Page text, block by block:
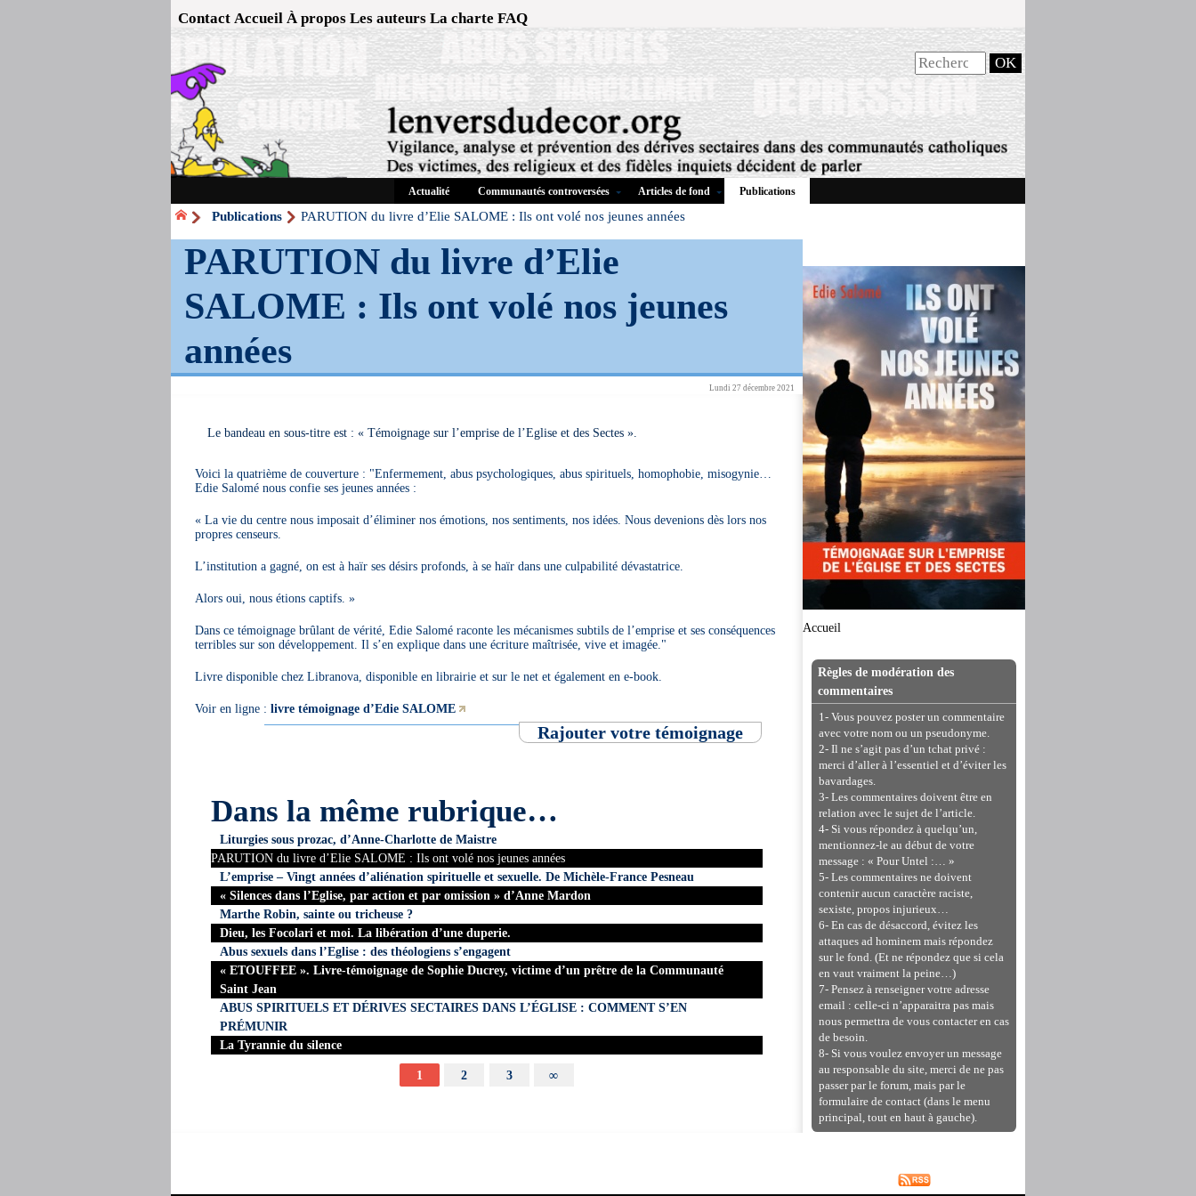
Contact Accueil À propos Les auteurs La charte FAQ
Actualité Communautés controversées Articles de fond Publications
Publications PARUTION du livre d’Elie SALOME : Ils ont volé nos jeunes années
PARUTION du livre d’Elie
SALOME : Ils ont volé nos jeunes
années
Lundi 27 décembre 2021
Le bandeau en sous-titre est : « Témoignage sur l’emprise de l’Eglise et des Sectes ».
Voici la quatrième de couverture : "Enfermement, abus psychologiques, abus spirituels, homophobie, misogynie…
Edie Salomé nous confie ses jeunes années :
« La vie du centre nous imposait d’éliminer nos émotions, nos sentiments, nos idées. Nous devenions dès lors nos
propres censeurs.
L’institution a gagné, on est à haïr ses désirs profonds, à se haïr dans une culpabilité dévastatrice.
Alors oui, nous étions captifs. »
Dans ce témoignage brûlant de vérité, Edie Salomé raconte les mécanismes subtils de l’emprise et ses conséquences
terribles sur son développement. Il s’en explique dans une écriture maîtrisée, vive et imagée."
Livre disponible chez Libranova, disponible en librairie et sur le net et également en e-book.
Voir en ligne : livre témoignage d’Edie SALOME
Rajouter votre témoignage
Dans la même rubrique…
Liturgies sous prozac, d’Anne-Charlotte de Maistre
PARUTION du livre d’Elie SALOME : Ils ont volé nos jeunes années
L’emprise – Vingt années d’aliénation spirituelle et sexuelle. De Michèle-France Pesneau
« Silences dans l’Eglise, par action et par omission » d’Anne Mardon
Marthe Robin, sainte ou tricheuse ?
Dieu, les Focolari et moi. La libération d’une duperie.
Abus sexuels dans l’Eglise : des théologiens s’engagent
« ETOUFFEE ». Livre-témoignage de Sophie Ducrey, victime d’un prêtre de la Communauté
Saint Jean
ABUS SPIRITUELS ET DÉRIVES SECTAIRES DANS L’ÉGLISE : COMMENT S’EN
PRÉMUNIR
La Tyrannie du silence
1 2 3 ∞
Accueil
Règles de modération des
commentaires
1- Vous pouvez poster un commentaire
avec votre nom ou un pseudonyme.
2- Il ne s’agit pas d’un tchat privé :
merci d’aller à l’essentiel et d’éviter les
bavardages.
3- Les commentaires doivent être en
relation avec le sujet de l’article.
4- Si vous répondez à quelqu’un,
mentionnez-le au début de votre
message : « Pour Untel :… »
5- Les commentaires ne doivent
contenir aucun caractère raciste,
sexiste, propos injurieux…
6- En cas de désaccord, évitez les
attaques ad hominem mais répondez
sur le fond. (Et ne répondez que si cela
en vaut vraiment la peine…)
7- Pensez à renseigner votre adresse
email : celle-ci n’apparaitra pas mais
nous permettra de vous contacter en cas
de besoin.
8- Si vous voulez envoyer un message
au responsable du site, merci de ne pas
passer par le forum, mais par le
formulaire de contact (dans le menu
principal, tout en haut à gauche).